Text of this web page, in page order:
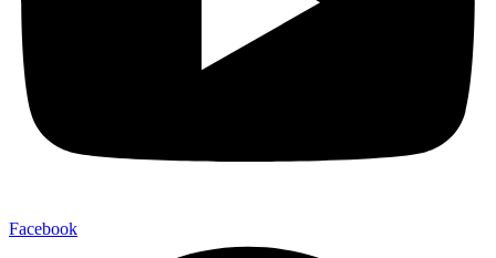
Facebook